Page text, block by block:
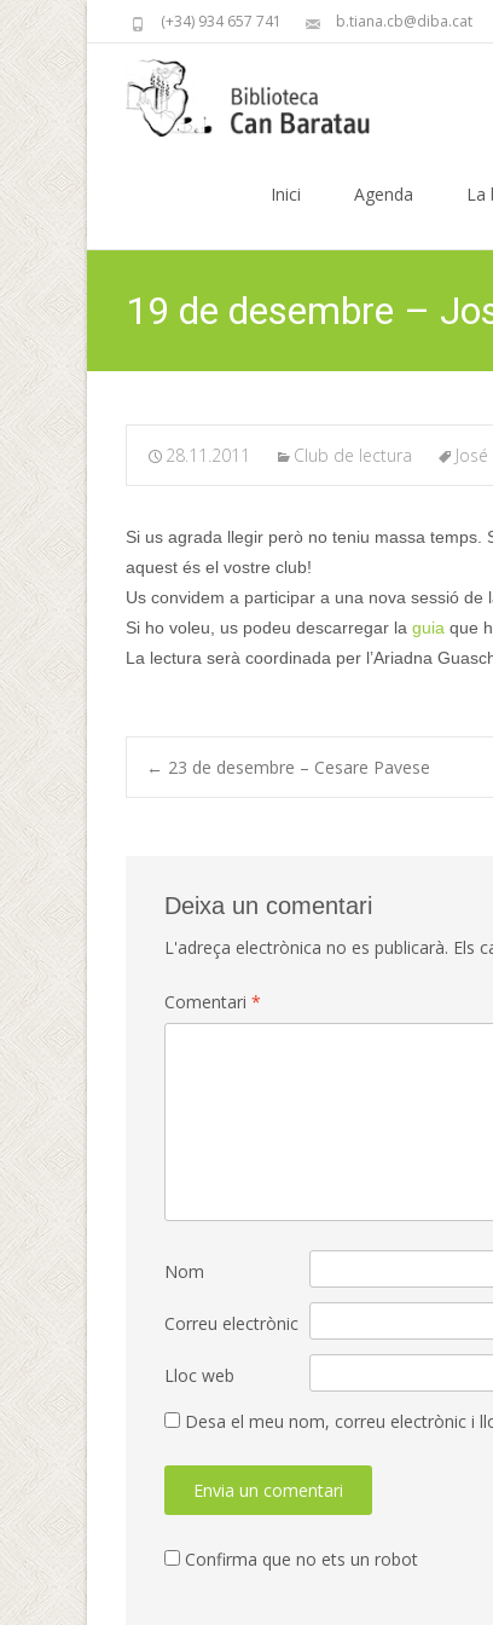
(+34) 934 657 741 b.tiana.cb@diba.cat
Inici Agenda La
19 de desembre –
28.11.2011 Club de lectura
Si us agrada llegir però no teniu massa temps.
aquest és el vostre club!
Us convidem a participar a una nova sessió de
Si ho voleu, us podeu descarregar la guia que
La lectura serà coordinada per l’Ariadna
Navegació
← 23 de desembre – Cesare Pavese
Deixa un comentari
L'adreça electrònica no es publicarà. Els
Comentari *
Nom
Correu electrònic
Lloc web
Desa el meu nom, correu electrònic i
Confirma que no ets un robot